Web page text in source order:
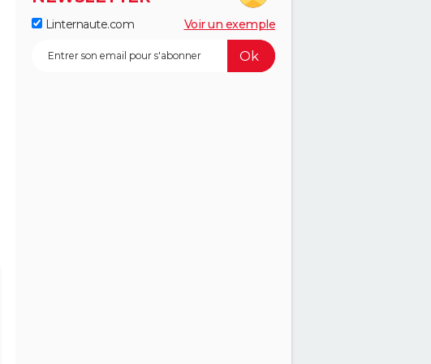
Linternaute.com Voir un exemple